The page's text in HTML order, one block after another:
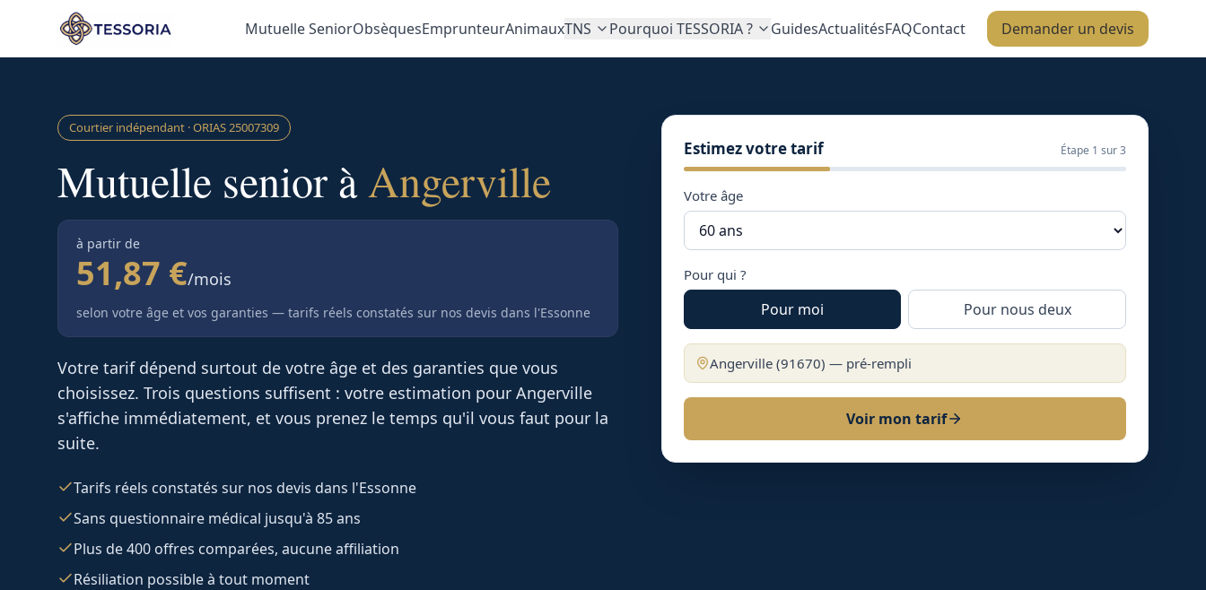
Aller au contenu principal
Mutuelle SeniorObsèquesEmprunteurAnimauxTNS Pourquoi TESSORIA ? GuidesActualitésFAQContact Demander un devis
Courtier indépendant · ORIAS25007309
Mutuelle senior àAngerville
à partir de
51,87 €/mois
selon votre âge et vos garanties — tarifs réels constatés sur nos devis dans l'Essonne
Votre tarif dépend surtout de votre âge et des garanties que vous
choisissez. Trois questions suffisent : votre estimation pour Angerville
s'affiche immédiatement, et vous prenez le temps qu'il vous faut pour la
suite.
Tarifs réels constatés sur nos devis dans l'Essonne
Sans questionnaire médical jusqu'à 85 ans
Plus de 400 offres comparées, aucune affiliation
Résiliation possible à tout moment
Estimez votre tarif Étape 1 sur 3
Votre âge
Pour qui ?
Pour moi Pour nous deux
Angerville(91670) — pré-rempli
Voir mon tarif